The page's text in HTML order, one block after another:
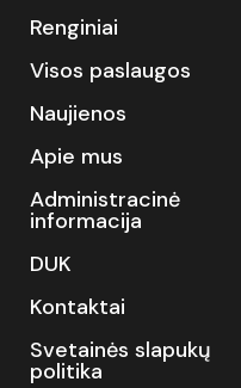
Renginiai
Visos paslaugos
Naujienos
Apie mus
Administracinė
informacija
DUK
Kontaktai
Svetainės slapukų
politika